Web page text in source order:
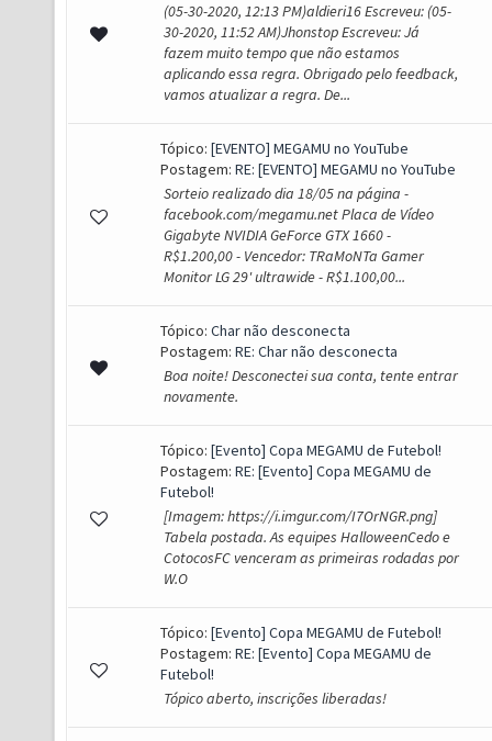
(05-30-2020, 12:13 PM)aldieri16 Escreveu: (05-
30-2020, 11:52 AM)Jhonstop Escreveu: Já
fazem muito tempo que não estamos
aplicando essa regra. Obrigado pelo feedback,
vamos atualizar a regra. De...
Tópico: [EVENTO] MEGAMU no YouTube
Postagem: RE: [EVENTO] MEGAMU no YouTube
Sorteio realizado dia 18/05 na página -
facebook.com/megamu.net Placa de Vídeo
Gigabyte NVIDIA GeForce GTX 1660 -
R$1.200,00 - Vencedor: TRaMoNTa Gamer
Monitor LG 29' ultrawide - R$1.100,00...
Tópico: Char não desconecta
Postagem: RE: Char não desconecta
Boa noite! Desconectei sua conta, tente entrar
novamente.
Tópico: [Evento] Copa MEGAMU de Futebol!
Postagem: RE: [Evento] Copa MEGAMU de
Futebol!
[Imagem: https://i.imgur.com/I7OrNGR.png]
Tabela postada. As equipes HalloweenCedo e
CotocosFC venceram as primeiras rodadas por
W.O
Tópico: [Evento] Copa MEGAMU de Futebol!
Postagem: RE: [Evento] Copa MEGAMU de
Futebol!
Tópico aberto, inscrições liberadas!